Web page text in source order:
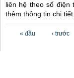
liên hệ theo số điện
thêm thông tin chi tiết.
Các trang
« đầu ‹ trước